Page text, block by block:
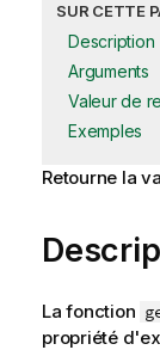
SUR CETTE
Description
Arguments
Valeur de
Exemples
Retourne la
La fonction
propriété